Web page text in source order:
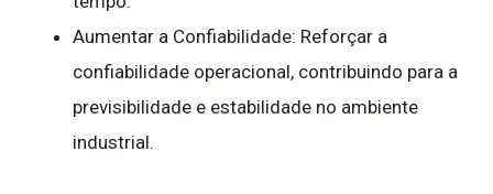
Aumentar a Confiabilidade: Reforçar a
confiabilidade operacional, contribuindo para a
previsibilidade e estabilidade no ambiente
industrial.